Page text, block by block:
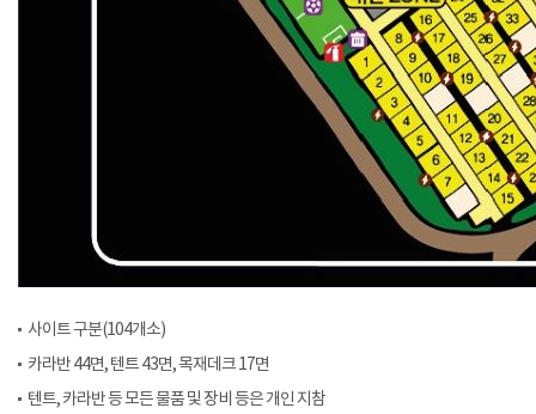
사이트 구분(104개소)
카라반 44면, 텐트 43면, 목재데크 17면
텐트, 카라반 등 모든 물품 및 장비 등은 개인 지참